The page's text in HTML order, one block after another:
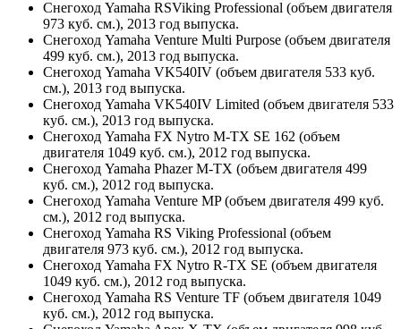
Снегоход Yamaha RSViking Professional (объем двигателя
973 куб. см.), 2013 год выпуска.
Снегоход Yamaha Venture Multi Purpose (объем двигателя
499 куб. см.), 2013 год выпуска.
Снегоход Yamaha VK540IV (объем двигателя 533 куб.
см.), 2013 год выпуска.
Снегоход Yamaha VK540IV Limited (объем двигателя 533
куб. см.), 2013 год выпуска.
Снегоход Yamaha FX Nytro M-TX SE 162 (объем
двигателя 1049 куб. см.), 2012 год выпуска.
Снегоход Yamaha Phazer M-TX (объем двигателя 499
куб. см.), 2012 год выпуска.
Снегоход Yamaha Venture MP (объем двигателя 499 куб.
см.), 2012 год выпуска.
Снегоход Yamaha RS Viking Professional (объем
двигателя 973 куб. см.), 2012 год выпуска.
Снегоход Yamaha FX Nytro R-TX SE (объем двигателя
1049 куб. см.), 2012 год выпуска.
Снегоход Yamaha RS Venture TF (объем двигателя 1049
куб. см.), 2012 год выпуска.